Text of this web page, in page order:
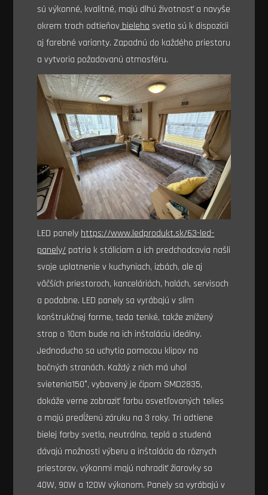
sú výkonné, kvalitné, majú dlhú životnosť a navyše
okrem troch odtieňov bieleho svetla sú k dispozícii
aj farebné varianty. Zapadnú do každého priestoru
a vytvoria požadovanú atmosféru.
LED panely https://www.ledprodukt.sk/63-led-
panely/ patria k stáliciam a ich predchodcovia našli
svoje uplatnenie v kuchyniach, izbách, ale aj
väčších priestoroch, kanceláriách, halách, servisoch
a podobne. LED panely sa vyrábajú v slim
konštrukčnej forme, teda tenké, takže znížený
strop o 10cm bude na ich inštaláciu ideálny.
Jednoducho sa uchytia pomocou klipov na
bočných stranách. Každý z nich má uhol
svietenia150°, vybavený je čipom SMD2835,
dokáže verne zobraziť farbu osvetľovaných telies
a majú predĺženú záruku na 3 roky.Tri odtiene
bielej farby svetla, neutrálna, teplá a studená
dávajú možnosti výberu a inštalácia do rôznych
priestorov, výkonmi majú nahradiť žiarovky so
40W, 90W a 120W výkonom. Panely sa vyrábajú v